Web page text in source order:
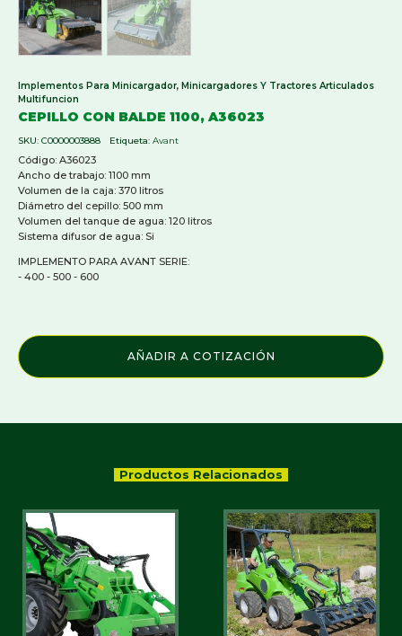
Implementos Para Minicargador, Minicargadores Y Tractores Articulados
Multifuncion
CEPILLO CON BALDE 1100, A36023
SKU: C0000003888 Etiqueta: Avant
Código: A36023
Ancho de trabajo: 1100 mm
Volumen de la caja: 370 litros
Diámetro del cepillo: 500 mm
Volumen del tanque de agua: 120 litros
Sistema difusor de agua: Si
IMPLEMENTO PARA AVANT SERIE:
- 400 - 500 - 600
AÑADIR A COTIZACIÓN
Productos Relacionados